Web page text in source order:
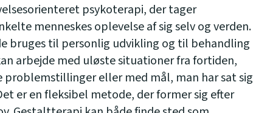
psykoterapi, der tager
menneskes oplevelse af sig selv og verden.
bruges til personlig udvikling og til behandling
arbejde med uløste situationer fra fortiden,
eller med mål, man har sat sig
er en fleksibel metode, der former sig efter